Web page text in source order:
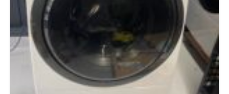
買い替えるより、埃・カビ・洗剤カスを溜め込む前に整備された
機体を選ぶ方が、結果的に長持ちします。理由は単純で、ドラム
式洗濯機は乾燥ダクトや脱水カバー周辺に埃が蓄積しやすく、そ
こが乾燥不良や臭いの主な原因になるためです。
ドラム槽・
脱水カバーの分解洗浄済み
乾燥ダクトの埃詰まりチェック済
動作確認・水漏れチェック済み
ドラム洗濯機中古の中
でも整備品質にこだわった一台 国内初ドラム洗濯機専用ガレー
ジ「BUZZ PRO LAB」 この整備品を仕上げたのは、国内初となる
ドラム洗濯機専用の整備ガレージ「BUZZ PRO LAB」です。ドラ